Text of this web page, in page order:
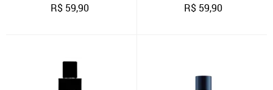
R$ 59,90 R$ 59,90